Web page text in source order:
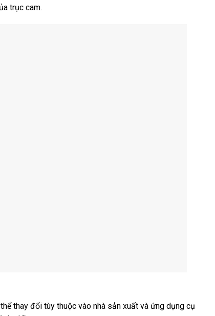
trục cam.
thay đổi tùy thuộc vào nhà sản xuất và ứng dụng cụ